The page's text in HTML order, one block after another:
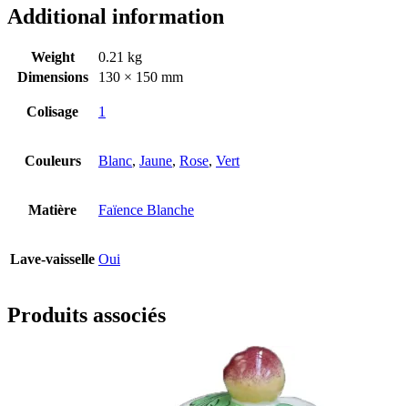
Additional information
Weight
0.21 kg
Dimensions
130 × 150 mm
Colisage 1
Couleurs Blanc, Jaune, Rose, Vert
Matière Faïence Blanche
Lave-vaisselle Oui
Produits associés